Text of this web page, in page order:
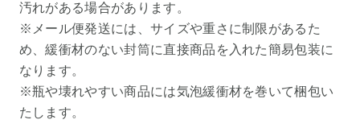
汚れがある場合があります。
※メール便発送には、サイズや重さに制限があるた
め、緩衝材のない封筒に直接商品を入れた簡易包装に
なります。
※瓶や壊れやすい商品には気泡緩衝材を巻いて梱包い
たします。